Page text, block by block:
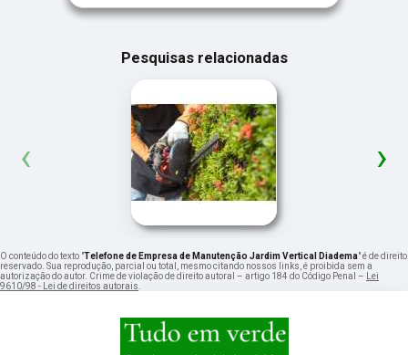
Pesquisas relacionadas
‹ ›
O conteúdo do texto "Telefone de Empresa de Manutenção Jardim Vertical Diadema" é de direito
reservado. Sua reprodução, parcial ou total, mesmo citando nossos links, é proibida sem a
autorização do autor. Crime de violação de direito autoral – artigo 184 do Código Penal –
Lei
9610/98 - Lei de direitos autorais